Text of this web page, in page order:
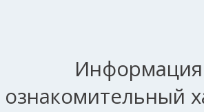
Информация
ознакомительный